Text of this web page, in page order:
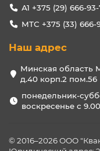
А1 +375 (29) 666-
МТС +375 (33) 666-
Наш адрес
Минская область
д.40 корп.2 пом.56
понедельник-
воскресенье с
© 2016–2026 ООО